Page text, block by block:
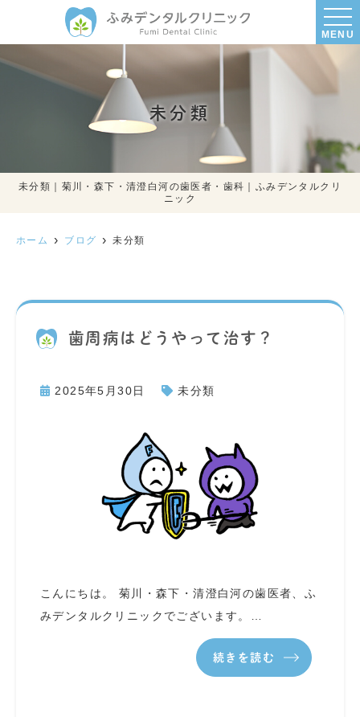
MENU
未分類
未分類｜菊川・森下・清澄白河の歯医者・歯科｜ふみデンタルクリ
ニック
ホーム ブログ 未分類
歯周病はどうやって治す？
2025年5月30日 未分類
こんにちは。 菊川・森下・清澄白河の歯医者、ふ
みデンタルクリニックでございます。…
続きを読む